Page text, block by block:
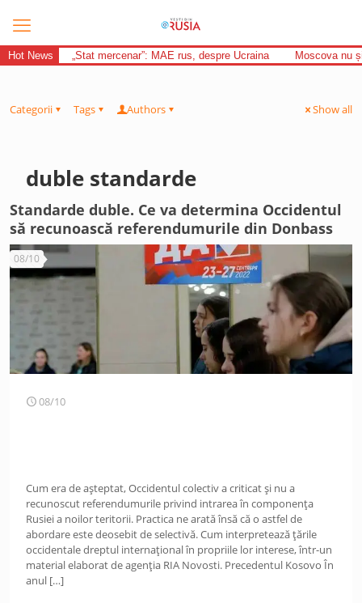
Hot News „Stat mercenar”: MAE rus, despre Ucraina Moscova nu
Categorii Tags Authors Show all
duble standarde
Standarde duble. Ce va determina Occidentul
să recunoască referendumurile din Donbass
08/10
08/10
Cum era de așteptat, Occidentul colectiv a criticat și nu a
recunoscut referendumurile privind intrarea în componența
Rusiei a noilor teritorii. Practica ne arată însă că o astfel de
abordare este deosebit de selectivă. Cum interpretează țările
occidentale dreptul internațional în propriile lor interese, într-un
material elaborat de agenția RIA Novosti. Precedentul Kosovo În
anul […]